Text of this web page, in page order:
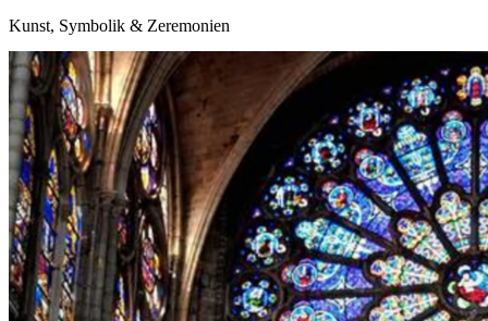
Kunst, Symbolik & Zeremonien